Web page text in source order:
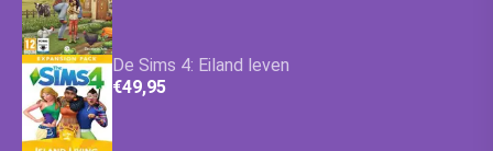
De Sims 4: Eiland leven
€49,95